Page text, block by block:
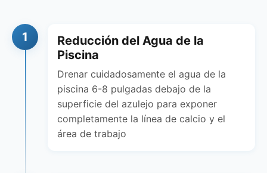
1
Reducción del Agua de la
Piscina
Drenar cuidadosamente el agua de la
piscina 6-8 pulgadas debajo de la
superficie del azulejo para exponer
completamente la línea de calcio y el
área de trabajo